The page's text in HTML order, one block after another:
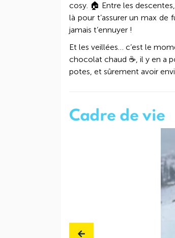
cosy. 🏠 Entre les
là pour t’assurer un max de
jamais t’ennuyer !
Et les veillées… c’est le
chocolat chaud ☕, il y en a
potes, et sûrement avoir
Cadre de vie